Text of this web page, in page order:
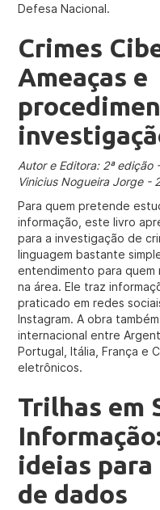
Defesa Nacional.
Crimes
Ameaças e
Autor e Editora: 2ª edição
Vinicius Nogueira Jorge -
Para quem pretende
informação, este livro
para a investigação de
linguagem bastante
entendimento para
na área. Ele traz
praticado em redes
Instagram. A obra
internacional entre
Portugal, Itália, França e
eletrônicos.
Trilhas em
ideias
de dados